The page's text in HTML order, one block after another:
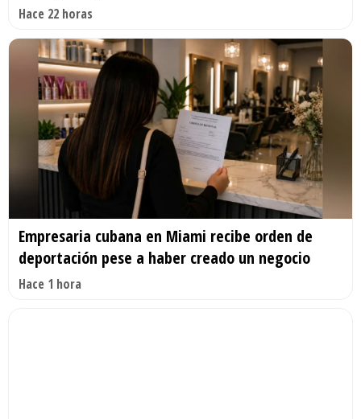
Hace 22 horas
Empresaria cubana en Miami recibe orden de
deportación pese a haber creado un negocio
Hace 1 hora